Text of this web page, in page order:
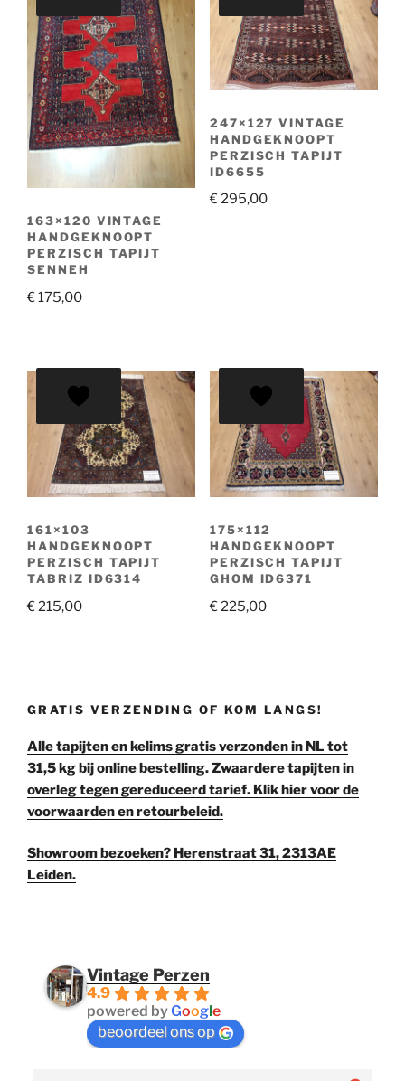
163×120 VINTAGE
HANDGEKNOOPT
PERZISCH TAPIJT
SENNEH
€175,00
247×127 VINTAGE
HANDGEKNOOPT
PERZISCH TAPIJT
ID6655
€295,00
161×103
HANDGEKNOOPT
PERZISCH TAPIJT
TABRIZ ID6314
€215,00
175×112
HANDGEKNOOPT
PERZISCH TAPIJT
GHOM ID6371
€225,00
GRATIS VERZENDING OF KOM LANGS!
Alle tapijten en kelims gratis verzonden in NL tot
31,5 kg bij online bestelling. Zwaardere tapijten in
overleg tegen gereduceerd tarief. Klik hier voor de
voorwaarden en retourbeleid.
Showroom bezoeken? Herenstraat 31, 2313AE
Leiden.
Vintage Perzen
4.9
powered byGoogle
beoordeel ons op